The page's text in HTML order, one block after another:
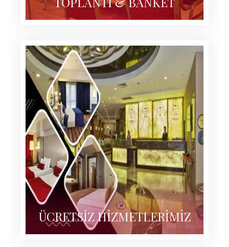
ÜCRETSİZ HİZMETLERİMİZ